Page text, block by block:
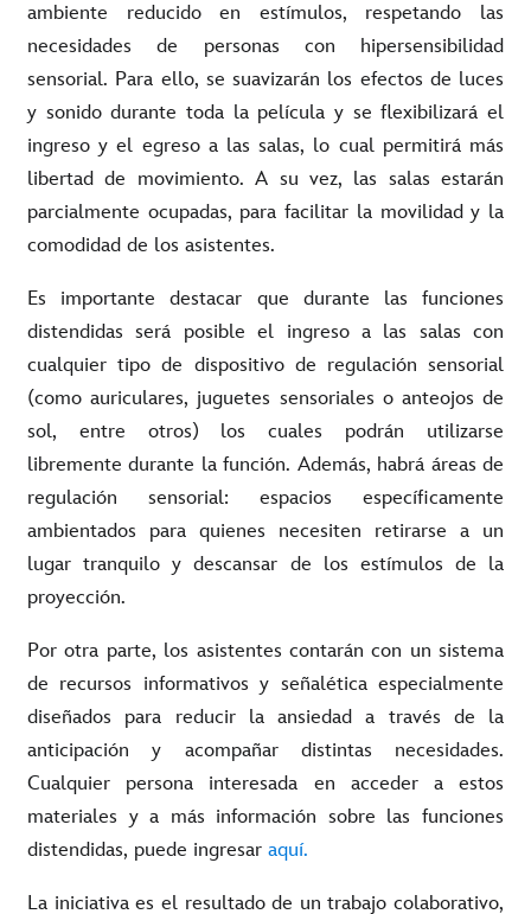
ambiente reducido en estímulos, respetando las
necesidades de personas con hipersensibilidad
sensorial. Para ello, se suavizarán los efectos de luces
y sonido durante toda la película y se flexibilizará el
ingreso y el egreso a las salas, lo cual permitirá más
libertad de movimiento. A su vez, las salas estarán
parcialmente ocupadas, para facilitar la movilidad y la
comodidad de los asistentes.
Es importante destacar que durante las funciones
distendidas será posible el ingreso a las salas con
cualquier tipo de dispositivo de regulación sensorial
(como auriculares, juguetes sensoriales o anteojos de
sol, entre otros) los cuales podrán utilizarse
libremente durante la función. Además, habrá áreas de
regulación sensorial: espacios específicamente
ambientados para quienes necesiten retirarse a un
lugar tranquilo y descansar de los estímulos de la
proyección.
Por otra parte, los asistentes contarán con un sistema
de recursos informativos y señalética especialmente
diseñados para reducir la ansiedad a través de la
anticipación y acompañar distintas necesidades.
Cualquier persona interesada en acceder a estos
materiales y a más información sobre las funciones
distendidas, puede ingresar aquí.
La iniciativa es el resultado de un trabajo colaborativo,